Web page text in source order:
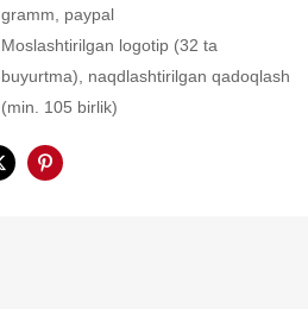
gramm, paypal
Moslashtirilgan logotip (32 ta
buyurtma), naqdlashtirilgan qadoqlash
(min. 105 birlik)